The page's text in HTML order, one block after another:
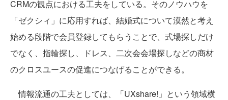
CRMの観点における工夫をしている。そのノウハウを
「ゼクシィ」に応用すれば、結婚式について漠然と考え
始める段階で会員登録してもらうことで、式場探しだけ
でなく、指輪探し、ドレス、二次会会場探しなどの商材
のクロスユースの促進につなげることができる。
情報流通の工夫としては、「UXshare!」という領域横